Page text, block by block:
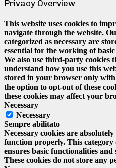
Privacy Overview
This website uses cookies to
navigate through the website.
categorized as necessary are
essential for the working of
We also use third-party cookies
understand how you use this
stored in your browser only with
the option to opt-out of these
these cookies may affect your
Necessary
Necessary
Sempre abilitato
Necessary cookies are
function properly. This category
ensures basic functionalities
These cookies do not store any